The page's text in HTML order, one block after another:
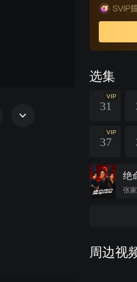
选集
VIP
31
VIP
37
绝
张
周边视